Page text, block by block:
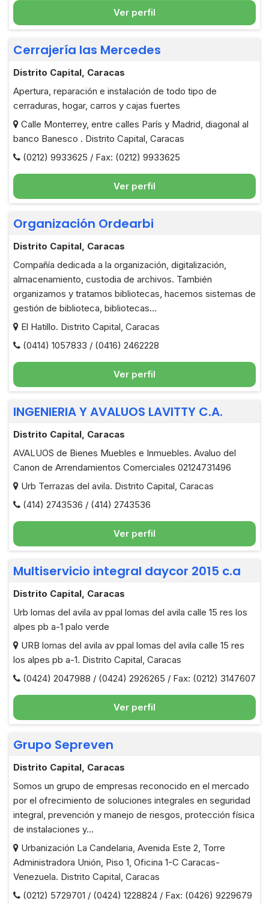
Ver perfil
Cerrajería las Mercedes
Distrito Capital, Caracas
Apertura, reparación e instalación de todo tipo de
cerraduras, hogar, carros y cajas fuertes
Calle Monterrey, entre calles París y Madrid, diagonal al
banco Banesco . Distrito Capital, Caracas
(0212) 9933625 / Fax: (0212) 9933625
Ver perfil
Organización Ordearbi
Distrito Capital, Caracas
Compañía dedicada a la organización, digitalización,
almacenamiento, custodia de archivos. También
organizamos y tratamos bibliotecas, hacemos sistemas de
gestión de biblioteca, bibliotecas...
El Hatillo. Distrito Capital, Caracas
(0414) 1057833 / (0416) 2462228
Ver perfil
INGENIERIA Y AVALUOS LAVITTY C.A.
Distrito Capital, Caracas
AVALUOS de Bienes Muebles e Inmuebles. Avaluo del
Canon de Arrendamientos Comerciales 02124731496
Urb Terrazas del avila. Distrito Capital, Caracas
(414) 2743536 / (414) 2743536
Ver perfil
Multiservicio integral daycor 2015 c.a
Distrito Capital, Caracas
Urb lomas del avila av ppal lomas del avila calle 15 res los
alpes pb a-1 palo verde
URB lomas del avila av ppal lomas del avila calle 15 res
los alpes pb a-1. Distrito Capital, Caracas
(0424) 2047988 / (0424) 2926265 / Fax: (0212) 3147607
Ver perfil
Grupo Sepreven
Distrito Capital, Caracas
Somos un grupo de empresas reconocido en el mercado
por el ofrecimiento de soluciones integrales en seguridad
integral, prevención y manejo de riesgos, protección física
de instalaciones y...
Urbanización La Candelaria, Avenida Este 2, Torre
Administradora Unión, Piso 1, Oficina 1-C Caracas-
Venezuela. Distrito Capital, Caracas
(0212) 5729701 / (0424) 1228824 / Fax: (0426) 9229679